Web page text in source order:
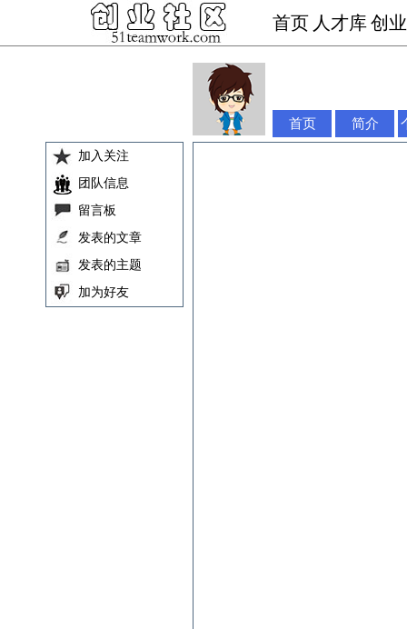
首页 人才库创
首页 简介
加入关注
团队信息
留言板
发表的文章
发表的主题
加为好友